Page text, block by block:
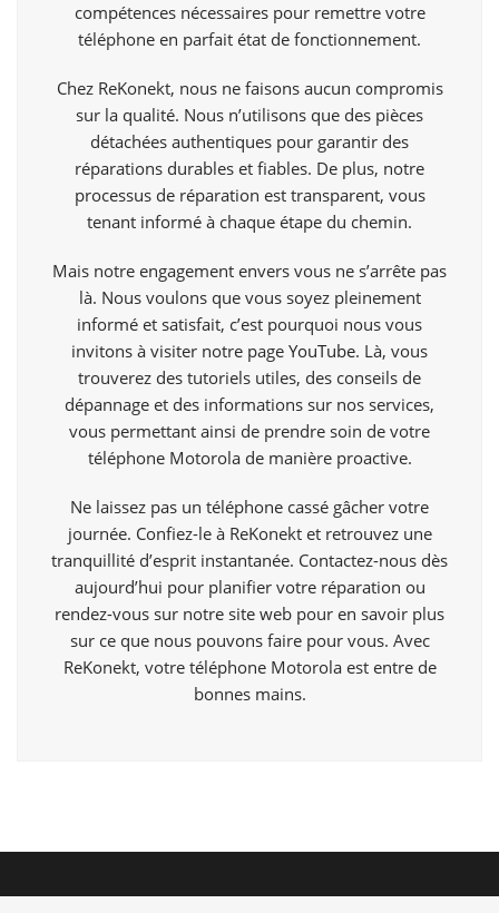
compétences nécessaires pour remettre votre
téléphone en parfait état de fonctionnement.
Chez ReKonekt, nous ne faisons aucun compromis
sur la qualité. Nous n’utilisons que des pièces
détachées authentiques pour garantir des
réparations durables et fiables. De plus, notre
processus de réparation est transparent, vous
tenant informé à chaque étape du chemin.
Mais notre engagement envers vous ne s’arrête pas
là. Nous voulons que vous soyez pleinement
informé et satisfait, c’est pourquoi nous vous
invitons à visiter notre page YouTube. Là, vous
trouverez des tutoriels utiles, des conseils de
dépannage et des informations sur nos services,
vous permettant ainsi de prendre soin de votre
téléphone Motorola de manière proactive.
Ne laissez pas un téléphone cassé gâcher votre
journée. Confiez-le à ReKonekt et retrouvez une
tranquillité d’esprit instantanée. Contactez-nous dès
aujourd’hui pour planifier votre réparation ou
rendez-vous sur notre site web pour en savoir plus
sur ce que nous pouvons faire pour vous. Avec
ReKonekt, votre téléphone Motorola est entre de
bonnes mains.